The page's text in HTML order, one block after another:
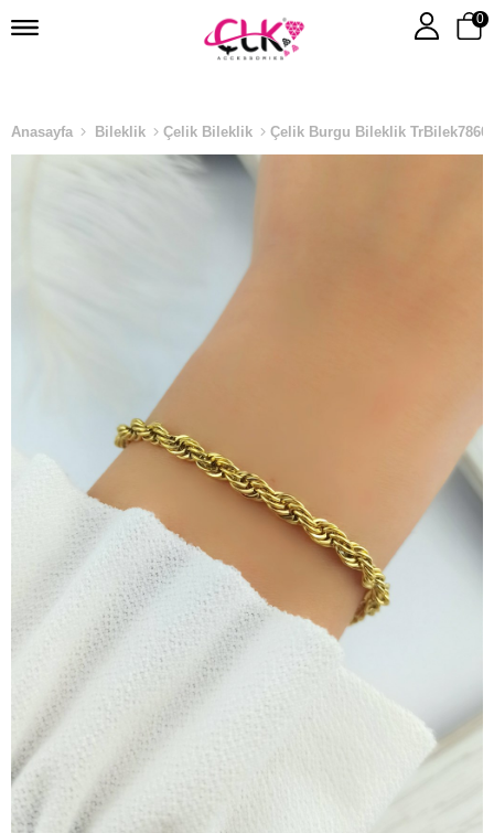
0
Anasayfa Bileklik Çelik Bileklik Çelik Burgu Bileklik TrBilek7860